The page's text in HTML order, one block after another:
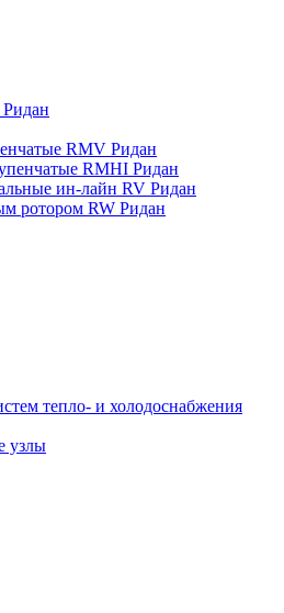
RMV Ридан
RMHI Ридан
ин-лайн RV Ридан
ротором RW Ридан
тепло- и холодоснабжения
узлы